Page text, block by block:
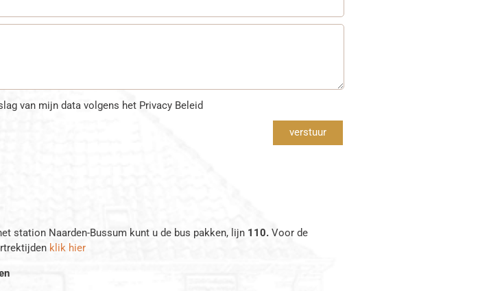
van mijn data volgens het Privacy Beleid
verstuur
station Naarden-Bussum kunt u de bus pakken, lijn 110. Voor de
klik hier